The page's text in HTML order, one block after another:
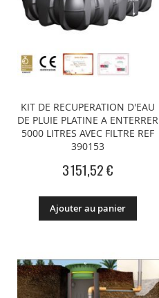
KIT DE RECUPERATION D'EAU
DE PLUIE PLATINE A ENTERRER
5000 LITRES AVEC FILTRE REF
390153
3 151,52 €
Ajouter au panier